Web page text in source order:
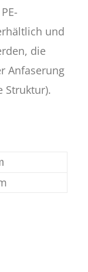
und
die
Anfaserung
Struktur).